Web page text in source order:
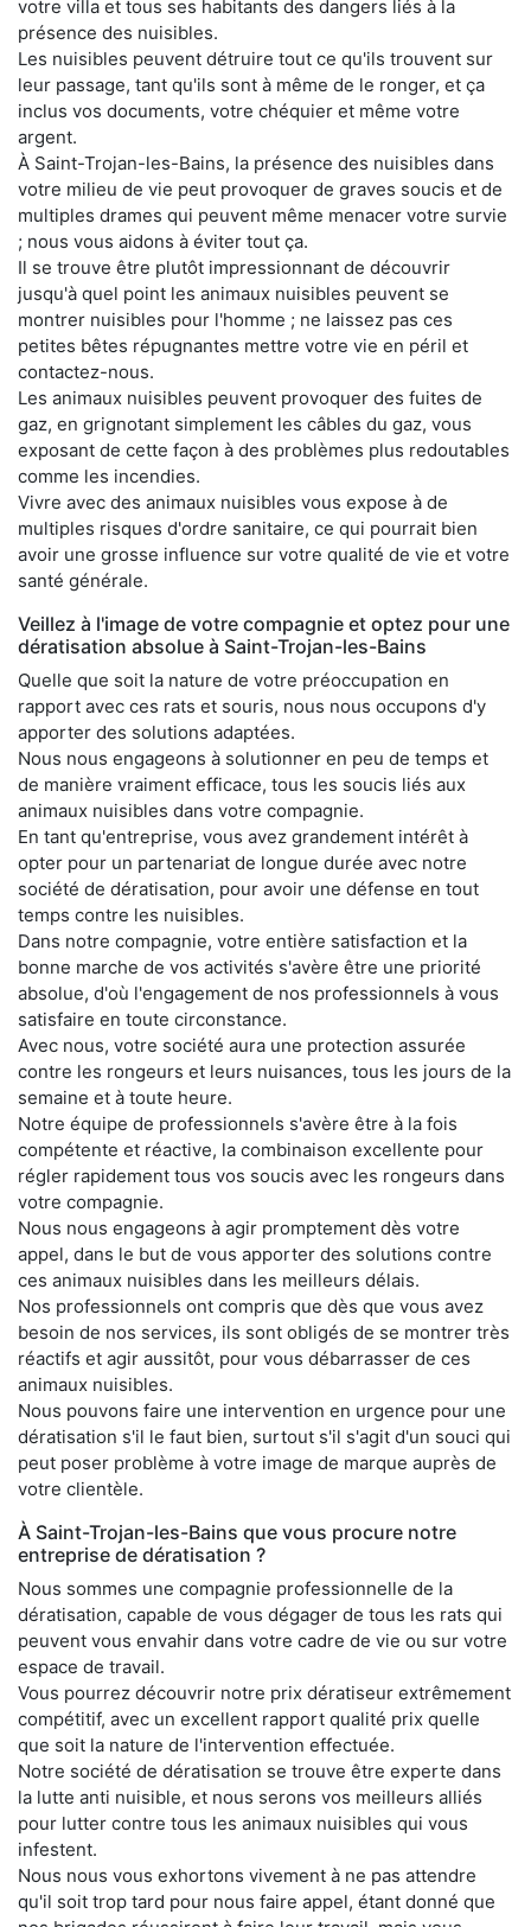
votre villa et tous ses habitants des dangers liés à la
présence des nuisibles.
Les nuisibles peuvent détruire tout ce qu'ils trouvent sur
leur passage, tant qu'ils sont à même de le ronger, et ça
inclus vos documents, votre chéquier et même votre
argent.
À Saint-Trojan-les-Bains, la présence des nuisibles dans
votre milieu de vie peut provoquer de graves soucis et de
multiples drames qui peuvent même menacer votre survie
; nous vous aidons à éviter tout ça.
Il se trouve être plutôt impressionnant de découvrir
jusqu'à quel point les animaux nuisibles peuvent se
montrer nuisibles pour l'homme ; ne laissez pas ces
petites bêtes répugnantes mettre votre vie en péril et
contactez-nous.
Les animaux nuisibles peuvent provoquer des fuites de
gaz, en grignotant simplement les câbles du gaz, vous
exposant de cette façon à des problèmes plus redoutables
comme les incendies.
Vivre avec des animaux nuisibles vous expose à de
multiples risques d'ordre sanitaire, ce qui pourrait bien
avoir une grosse influence sur votre qualité de vie et votre
santé générale.
Veillez à l'image de votre compagnie et optez pour une
dératisation absolue à Saint-Trojan-les-Bains
Quelle que soit la nature de votre préoccupation en
rapport avec ces rats et souris, nous nous occupons d'y
apporter des solutions adaptées.
Nous nous engageons à solutionner en peu de temps et
de manière vraiment efficace, tous les soucis liés aux
animaux nuisibles dans votre compagnie.
En tant qu'entreprise, vous avez grandement intérêt à
opter pour un partenariat de longue durée avec notre
société de dératisation, pour avoir une défense en tout
temps contre les nuisibles.
Dans notre compagnie, votre entière satisfaction et la
bonne marche de vos activités s'avère être une priorité
absolue, d'où l'engagement de nos professionnels à vous
satisfaire en toute circonstance.
Avec nous, votre société aura une protection assurée
contre les rongeurs et leurs nuisances, tous les jours de la
semaine et à toute heure.
Notre équipe de professionnels s'avère être à la fois
compétente et réactive, la combinaison excellente pour
régler rapidement tous vos soucis avec les rongeurs dans
votre compagnie.
Nous nous engageons à agir promptement dès votre
appel, dans le but de vous apporter des solutions contre
ces animaux nuisibles dans les meilleurs délais.
Nos professionnels ont compris que dès que vous avez
besoin de nos services, ils sont obligés de se montrer très
réactifs et agir aussitôt, pour vous débarrasser de ces
animaux nuisibles.
Nous pouvons faire une intervention en urgence pour une
dératisation s'il le faut bien, surtout s'il s'agit d'un souci qui
peut poser problème à votre image de marque auprès de
votre clientèle.
À Saint-Trojan-les-Bains que vous procure notre
entreprise de dératisation ?
Nous sommes une compagnie professionnelle de la
dératisation, capable de vous dégager de tous les rats qui
peuvent vous envahir dans votre cadre de vie ou sur votre
espace de travail.
Vous pourrez découvrir notre prix dératiseur extrêmement
compétitif, avec un excellent rapport qualité prix quelle
que soit la nature de l'intervention effectuée.
Notre société de dératisation se trouve être experte dans
la lutte anti nuisible, et nous serons vos meilleurs alliés
pour lutter contre tous les animaux nuisibles qui vous
infestent.
Nous nous vous exhortons vivement à ne pas attendre
qu'il soit trop tard pour nous faire appel, étant donné que